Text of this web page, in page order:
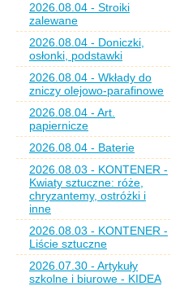
2026.08.04 - Stroiki
zalewane
2026.08.04 - Doniczki,
osłonki, podstawki
2026.08.04 - Wkłady do
zniczy olejowo-parafinowe
2026.08.04 - Art.
papiernicze
2026.08.04 - Baterie
2026.08.03 - KONTENER -
Kwiaty sztuczne: róże,
chryzantemy, ostróżki i
inne
2026.08.03 - KONTENER -
Liście sztuczne
2026.07.30 - Artykuły
szkolne i biurowe - KIDEA